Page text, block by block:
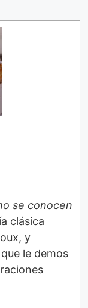
se conocen
clásica
y
le demos